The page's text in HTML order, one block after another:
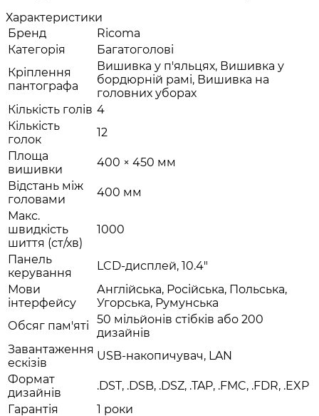
Характеристики
Бренд
Ricoma
Категорія
Багатоголові
Кріплення
пантографа
Вишивка у п'яльцях, Вишивка у
бордюрній рамі, Вишивка на
головних уборах
Кількість голів 4
Кількість
голок
12
Площа
вишивки
400 × 450 мм
Відстань між
головами
400 мм
Макс.
швидкість
шиття (ст/хв)
1000
Панель
керування
LCD-дисплей, 10.4″
Мови
інтерфейсу
Англійська, Російська, Польська,
Угорська, Румунська
Обсяг пам'яті
50 мільйонів стібків або 200
дизайнів
Завантаження
ескізів
USB-накопичувач, LAN
Формат
дизайнів
.DST, .DSB, .DSZ, .TAP, .FMC, .FDR, .EXP
Гарантія
1 роки